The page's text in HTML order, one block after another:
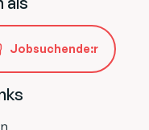
Jobsuchende:r